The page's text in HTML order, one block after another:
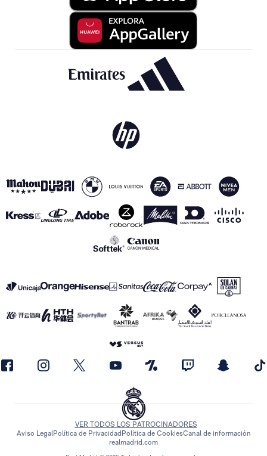
VER TODOS LOS PATROCINADORES
Aviso LegalPolítica de PrivacidadPolítica de CookiesCanal de información
realmadrid.com